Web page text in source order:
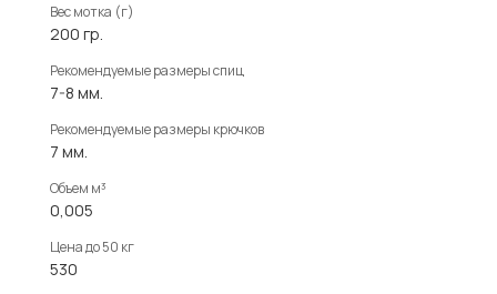
Вес мотка (г)
200 гр.
Рекомендуемые размеры спиц
7-8 мм.
Рекомендуемые размеры крючков
7 мм.
Объем м³
0,005
Цена до 50 кг
530